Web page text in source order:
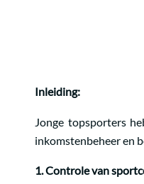
Inleiding:
Jonge topsporters
inkomstenbeheer en
1. Controle van